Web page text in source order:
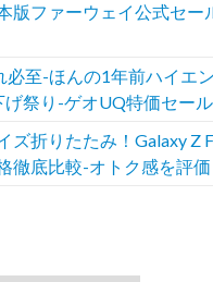
版ファーウェイ公式セー
至-ほんの1年前ハイエ
げ祭り-ゲオUQ特価セール
ズ折りたたみ！Galaxy Z
徹底比較-オトク感を評価